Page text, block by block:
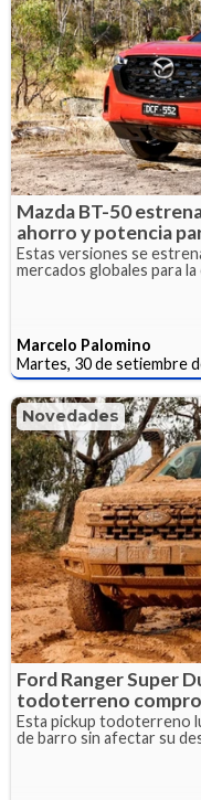
Mazda BT-50
ahorro y potencia
Estas versiones se
mercados globales para la
Marcelo Palomino
Martes, 30 de setiembre
Novedades
Ford Ranger Super
todoterreno
Esta pickup todoterreno
de barro sin afectar su